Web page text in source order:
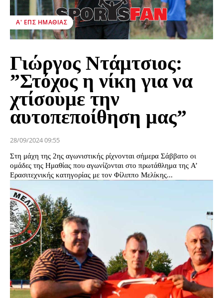
Α' ΕΠΣ ΗΜΑΘΊΑΣ
Γιώργος Ντάμτσιος:
”Στόχος η νίκη για να
χτίσουμε την
αυτοπεποίθηση μας”
28/09/2024 09:55
Στη μάχη της 2ης αγωνιστικής ρίχνονται σήμερα Σάββατο οι
ομάδες της Ημαθίας που αγωνίζονται στο πρωτάθλημα της Α’
Ερασιτεχνικής κατηγορίας με τον Φίλιππο Μελίκης...